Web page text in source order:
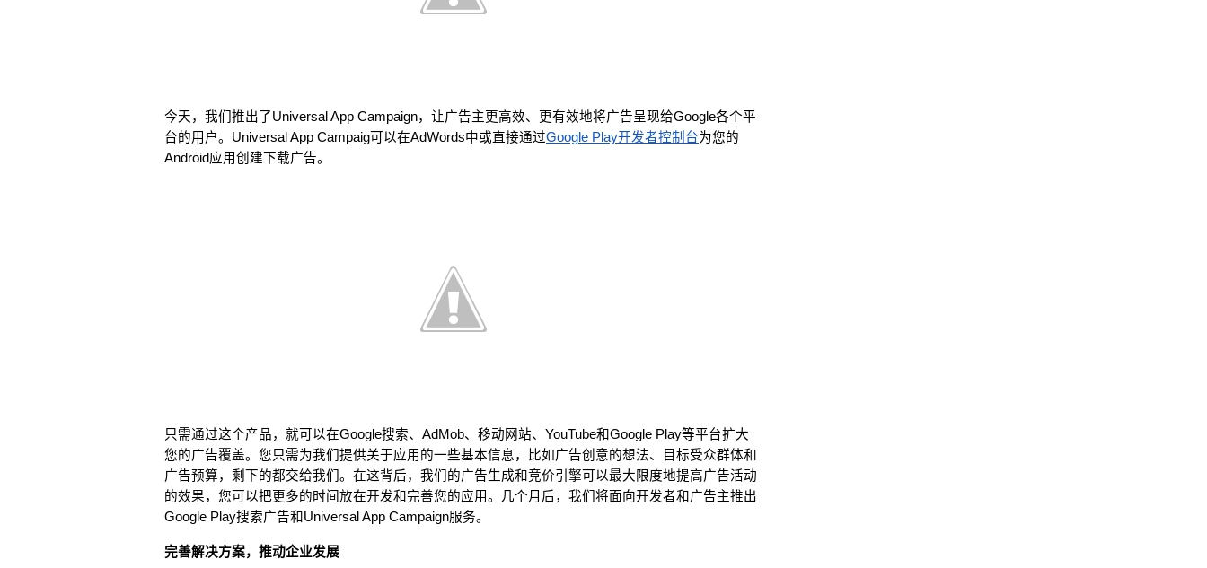
今天，我们推出了Universal App Campaign，让广告主更高效、更有效地将广告呈现给Google各个平
台的用户。Universal App Campaig可以在AdWords中或直接通过Google Play开发者控制台为您的
Android应用创建下载广告。
只需通过这个产品，就可以在Google搜索、AdMob、移动网站、YouTube和Google Play等平台扩大
您的广告覆盖。您只需为我们提供关于应用的一些基本信息，比如广告创意的想法、目标受众群体和
广告预算，剩下的都交给我们。在这背后，我们的广告生成和竞价引擎可以最大限度地提高广告活动
的效果，您可以把更多的时间放在开发和完善您的应用。几个月后，我们将面向开发者和广告主推出
Google Play搜索广告和Universal App Campaign服务。
完善解决方案，推动企业发展